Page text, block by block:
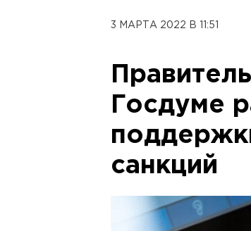
3 МАРТА 2022 В 11:51
Госдуме
санкций